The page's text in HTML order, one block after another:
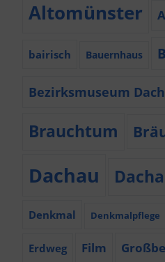
Altomünster
bairisch Bauernhaus
Bezirksmuseum
Brauchtum
Dachau
Denkmal Denkmalpflege
Erdweg Film